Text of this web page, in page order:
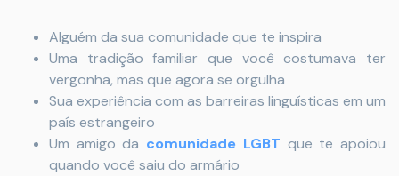
Alguém da sua comunidade que te inspira
Uma tradição familiar que você costumava ter
vergonha, mas que agora se orgulha
Sua experiência com as barreiras linguísticas em um
país estrangeiro
Um amigo da comunidade LGBT que te apoiou
quando você saiu do armário